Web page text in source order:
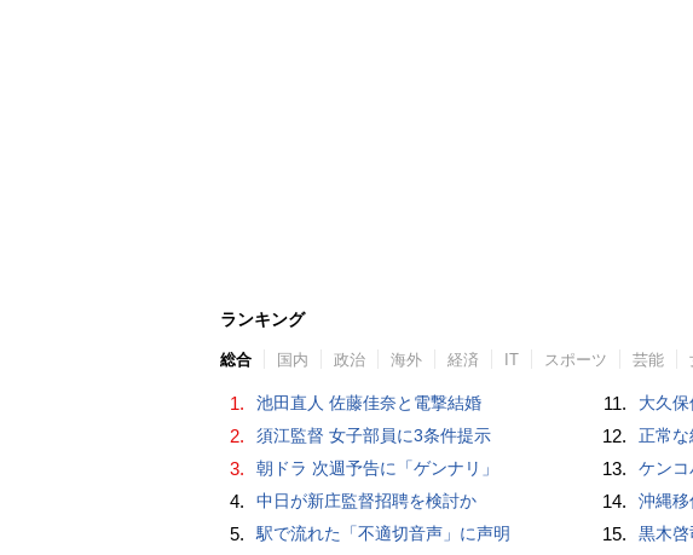
ランキング
総合 国内 政治 海外 経済 IT スポーツ 芸能
1. 池田直人 佐藤佳奈と電撃結婚
2. 須江監督 女子部員に3条件提示
3. 朝ドラ 次週予告に「ゲンナリ」
4. 中日が新庄監督招聘を検討か
5. 駅で流れた「不適切音声」に声明
11. 大久
12. 正常
13. ケン
14. 沖縄
15. 黒木